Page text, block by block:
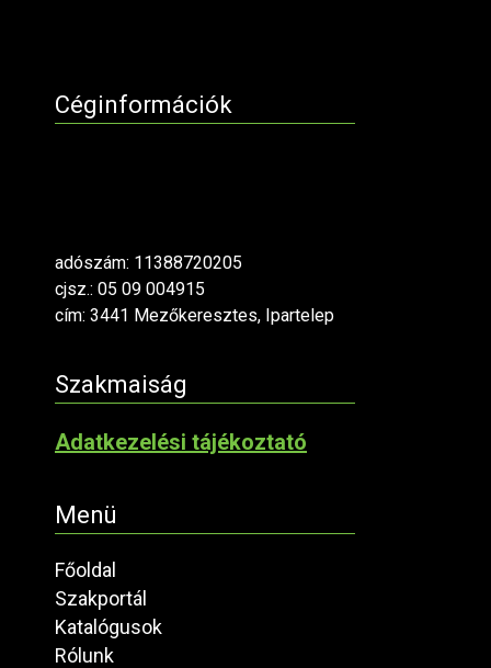
Céginformációk
adószám: 11388720205
cjsz.: 05 09 004915
cím: 3441 Mezőkeresztes, Ipartelep
Szakmaiság
Adatkezelési tájékoztató
Menü
Főoldal
Szakportál
Katalógusok
Rólunk